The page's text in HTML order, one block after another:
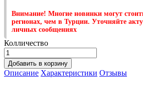
Внимание! Многие новинки могут
регионах, чем в Турции. Уточняйте
личных сообщениях
Колличество
Добавить в корзину
Описание Характеристики Отзывы